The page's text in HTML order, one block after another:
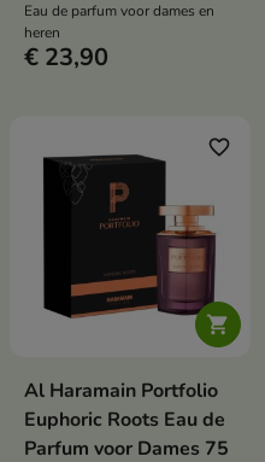
Eau de parfum voor dames en
heren
€ 23,90

favorite_border
Al Haramain Portfolio
Euphoric Roots Eau de
Parfum voor Dames 75